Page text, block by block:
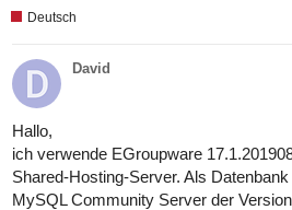
Deutsch
David
Hallo,
ich verwende EGroupware
Shared-Hosting-Server. Als
MySQL Community Server der